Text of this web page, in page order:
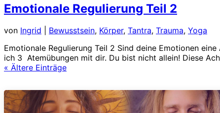
Emotionale Regulierung Teil 2
von Ingrid Bewusstsein, Körper, Tantra, Trauma, Yoga
Emotionale Regulierung Teil 2 Sind deine Emotionen
ich 3 Atemübungen mit dir. Du bist nicht allein! Diese
« Ältere Einträge